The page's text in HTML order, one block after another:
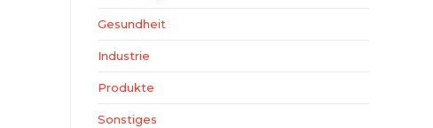
Gesundheit
Industrie
Produkte
Sonstiges